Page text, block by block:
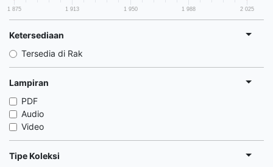
1 875 1 913 1 950 1 988 2 025
Ketersediaan
Tersedia di Rak
Lampiran
PDF
Audio
Video
Tipe Koleksi